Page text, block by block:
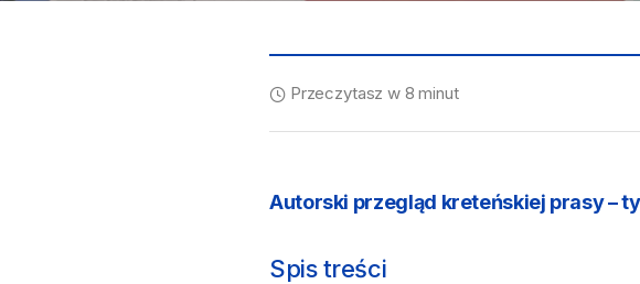
Przeczytasz w 8 minut
Autorski przegląd kreteńskiej prasy –
Spis treści